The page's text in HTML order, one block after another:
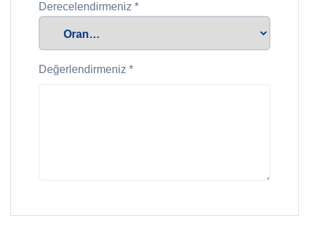
Derecelendirmeniz *
Değerlendirmeniz *